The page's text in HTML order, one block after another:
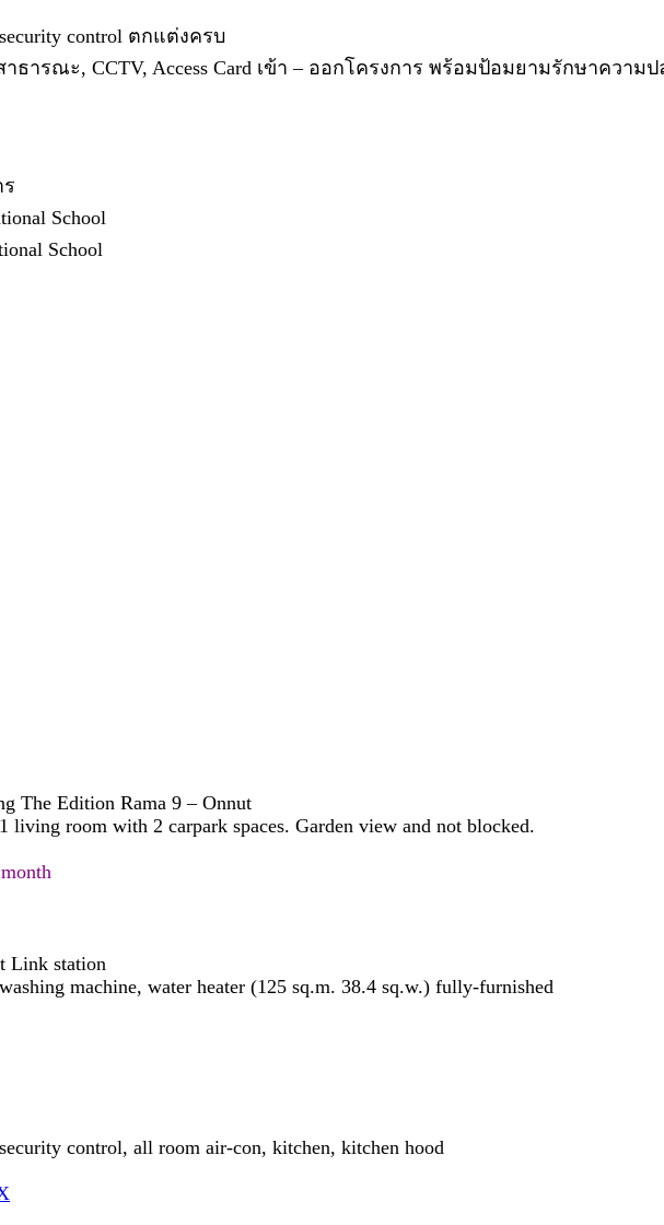
security control ตกแต่งครบ
าธารณะ, CCTV, Access Card เข้า – ออกโครงการ พร้อมป้อมยามรักษาความ
School
School
The Edition Rama 9 – Onnut
living room with 2 carpark spaces. Garden view and not blocked.
Link station
machine, water heater (125 sq.m. 38.4 sq.w.) fully-furnished
control, all room air-con, kitchen, kitchen hood